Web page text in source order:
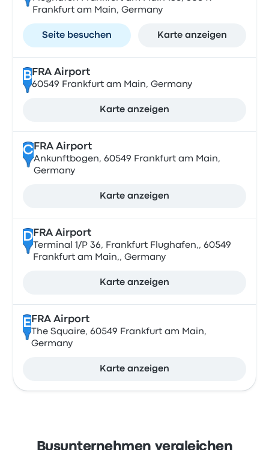
Frankfurt am Main, Germany
Seite besuchen Karte anzeigen
B FRA Airport
60549 Frankfurt am Main, Germany
Karte anzeigen
CFRA Airport
Ankunftbogen, 60549 Frankfurt am Main,
Germany
Karte anzeigen
DFRA Airport
Terminal 1/P 36, Frankfurt Flughafen,, 60549
Frankfurt am Main,, Germany
Karte anzeigen
E FRA Airport
The Squaire, 60549 Frankfurt am Main,
Germany
Karte anzeigen
Busunternehmen vergleichen